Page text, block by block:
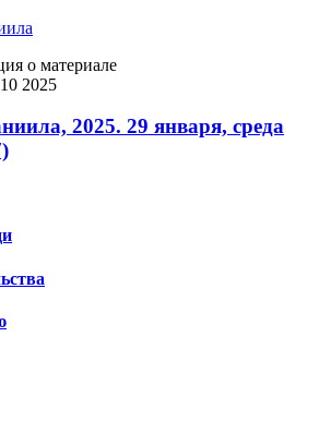
о материале
2025
2025. 29 января, среда